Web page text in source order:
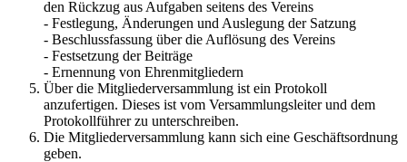
den Rückzug aus Aufgaben seitens des Vereins
- Festlegung, Änderungen und Auslegung der Satzung
- Beschlussfassung über die Auflösung des Vereins
- Festsetzung der Beiträge
- Ernennung von Ehrenmitgliedern
Über die Mitgliederversammlung ist ein Protokoll
anzufertigen. Dieses ist vom Versammlungsleiter und dem
Protokollführer zu unterschreiben.
Die Mitgliederversammlung kann sich eine Geschäftsordnung
geben.